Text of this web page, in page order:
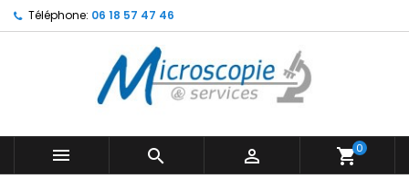
Téléphone: 06 18 57 47 46
   shopping_cart0